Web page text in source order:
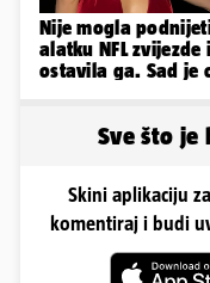
Nije mogla
alatku NFL zvijezde i
ostavila ga. Sad je
Sve što
Skini aplikaciju
komentiraj i budi